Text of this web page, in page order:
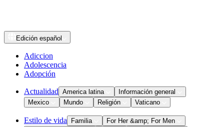
Edición español
Adiccion
Adolescencia
Adopción
Actualidad America latina
Información general
Mexico
Mundo Religión Vaticano
Estilo de vida Familia
For Her &amp; For Men